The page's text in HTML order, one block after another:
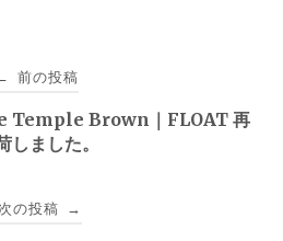
前の投稿
Temple Brown｜FLOAT 再
しました。
次の投稿 →